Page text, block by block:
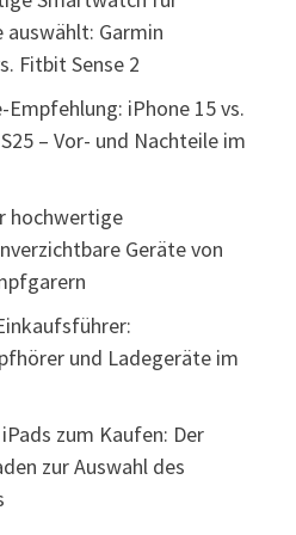
Garmin
Fitbit Sense 2
iPhone 15 vs.
– Vor- und Nachteile im
hochwertige
Geräte von
und Ladegeräte im
zum Kaufen: Der
zur Auswahl des